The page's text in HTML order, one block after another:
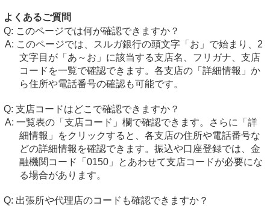
よくあるご質問
このページでは何が確認できますか？
このページでは、スルガ銀行の頭文字「お」で始まり、2
文字目が「あ～お」に該当する支店名、フリガナ、支店
コードを一覧で確認できます。各支店の「詳細情報」か
ら住所や電話番号の確認も可能です。
支店コードはどこで確認できますか？
一覧表の「支店コード」欄で確認できます。さらに「詳
細情報」をクリックすると、各支店の住所や電話番号な
どの詳細情報を確認できます。振込や口座登録では、金
融機関コード「0150」とあわせて支店コードが必要にな
る場合があります。
出張所や代理店のコードも確認できますか？